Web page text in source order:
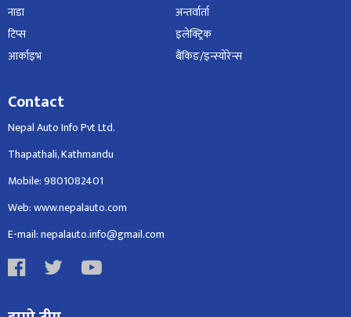
नाडा
टिप्स
आर्काइभ
अन्तर्वार्ता
इलेक्ट्रिक
बैंकिङ/इन्स्योरेन्स
Contact
Nepal Auto Info Pvt Ltd.
Thapathali, Kathmandu
Mobile: 9801082401
Web: www.nepalauto.com
E-mail: nepalauto.info@gmail.com